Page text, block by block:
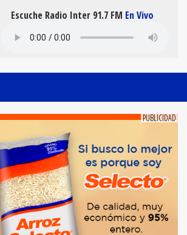
Escuche Radio Inter 91.7 FM En Vivo